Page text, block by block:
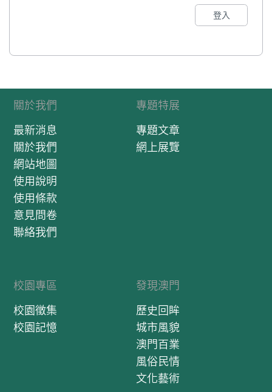
登入
關於我們
最新消息
關於我們
網站地圖
使用說明
使用條款
意見問卷
聯絡我們
專題特展
專題文章
網上展覽
校園專區
校園徵集
校園記憶
發現澳門
歷史回眸
城市風貌
澳門百業
風俗民情
文化藝術